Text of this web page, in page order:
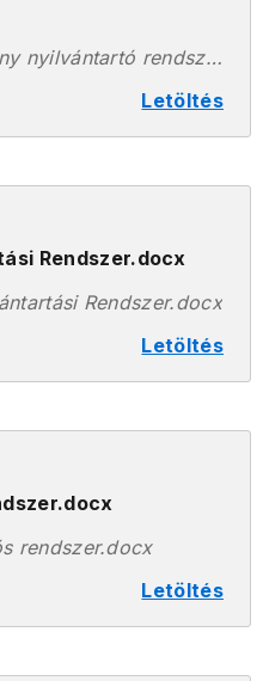
Letöltés
26.Partner Adóalany nyilvántartó rendszer -statisztika.docx
Rendszer.docx
Letöltés
Rendszer.docx
Letöltés
rendszer.docx